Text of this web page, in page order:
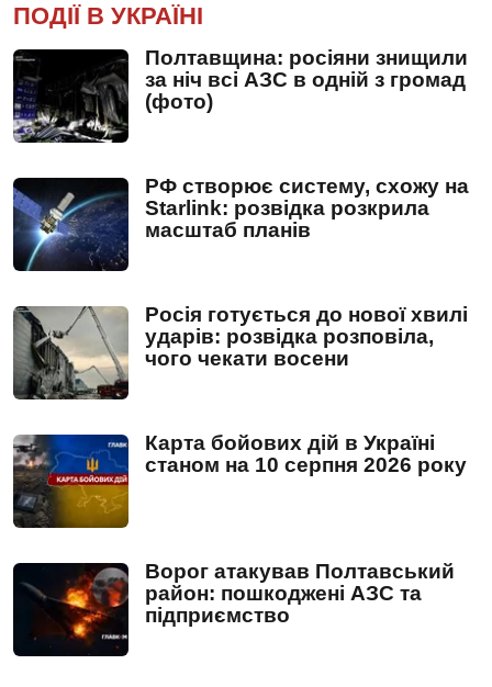
ПОДІЇ В УКРАЇНІ
Полтавщина: росіяни знищили
за ніч всі АЗС в одній з громад
(фото)
РФ створює систему, схожу на
Starlink: розвідка розкрила
масштаб планів
Росія готується до нової хвилі
ударів: розвідка розповіла,
чого чекати восени
Карта бойових дій в Україні
станом на 10 серпня 2026 року
Ворог атакував Полтавський
район: пошкоджені АЗС та
підприємство